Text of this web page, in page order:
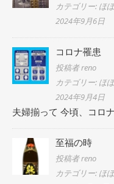
カテゴリー: ほ
2024年9月6日
コロナ罹患
投稿者 reno
カテゴリー: ほ
2024年9月4日
夫婦揃って 今頃、コロ
至福の時
投稿者 reno
カテゴリー: ほ